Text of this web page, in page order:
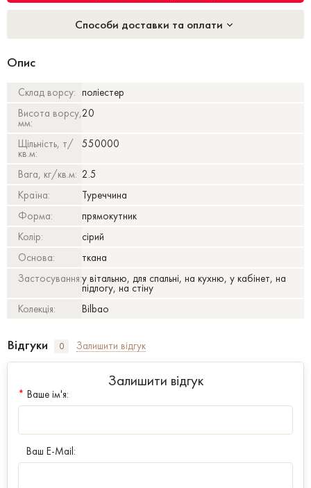
Способи доставки та оплати
Опис
Склад ворсу: поліестер
Висота ворсу,
мм:
20
Щільність, т/
кв.м:
550000
Вага, кг/кв.м: 2.5
Країна:
Туреччина
Форма:
прямокутник
Колір:
сірий
Основа:
ткана
Застосування:у вітальню, для спальні, на кухню, у кабінет, на
підлогу, на стіну
Колекція:
Bilbao
Відгуки 0 Залишити відгук
Залишити відгук
* Ваше ім'я:
Ваш E-Mail: